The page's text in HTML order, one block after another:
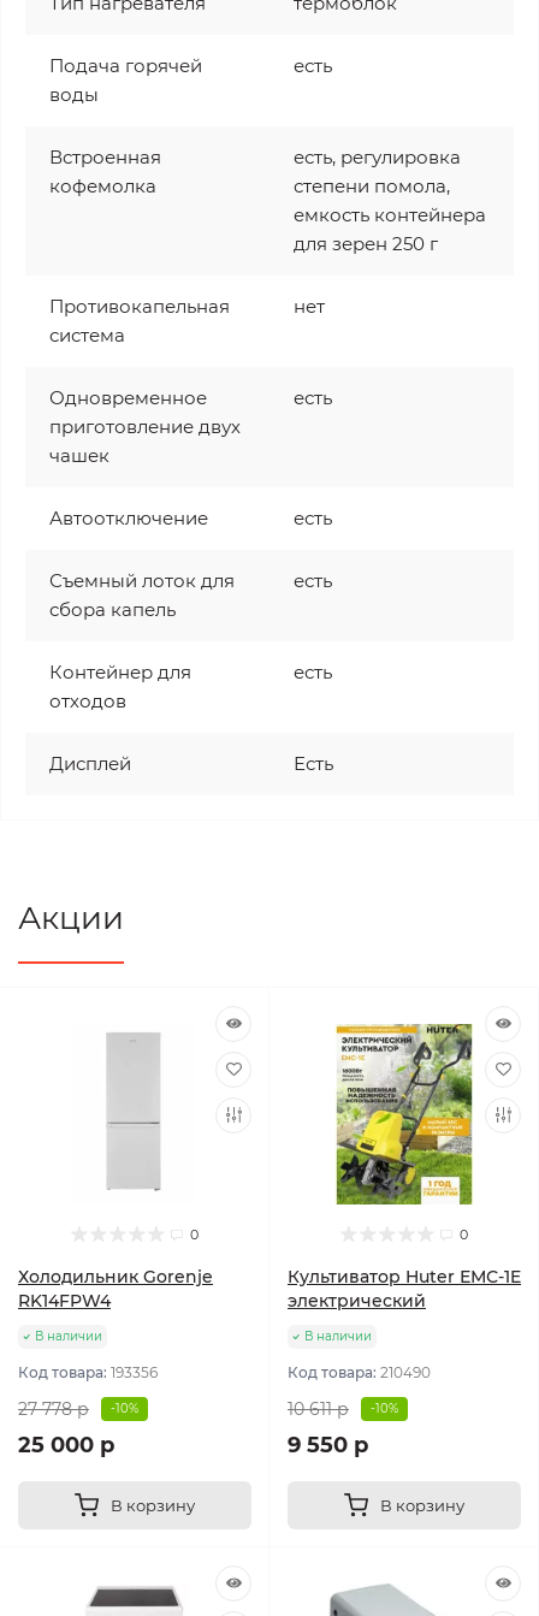
Подача горячей
воды
есть
Встроенная
кофемолка
есть, регулировка
степени помола,
емкость контейнера
для зерен 250 г
Противокапельная
система
нет
Одновременное
приготовление двух
чашек
есть
Автоотключение есть
Съемный лоток для
сбора капель
есть
Контейнер для
отходов
есть
Дисплей Есть
Акции
0
Холодильник Gorenje
RK14FPW4
В наличии
Код товара: 193356
27 778 р -10%
25 000 р
В корзину
0
Культиватор Huter ЕМС-1E
электрический
В наличии
Код товара: 210490
10 611 р -10%
9 550 р
В корзину